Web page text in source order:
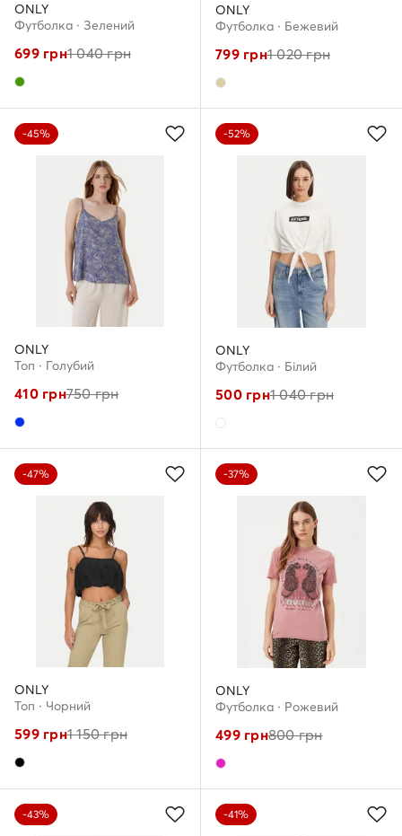
ONLY
Футболка · Зелений
699грн1 040грн
ONLY
Футболка · Бежевий
799грн1 020грн
-45%
ONLY
Топ · Голубий
410грн750грн
-52%
ONLY
Футболка · Білий
500грн1 040грн
-47%
ONLY
Топ · Чорний
599грн1 150грн
-37%
ONLY
Футболка · Рожевий
499грн800грн
-43% -41%